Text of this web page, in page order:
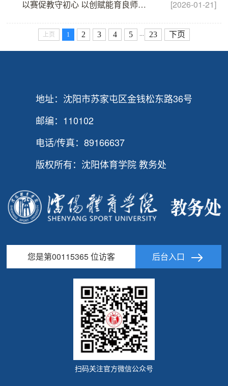
以赛促教守初心 以创赋能育良师——2026年教师教学创新大赛成功举办 [2026-01-21]
上页 1 2 3 4 5 ... 23 下页
地址：沈阳市苏家屯区金钱松东路36号
邮编：110102
电话/传真：89166637
版权所有：沈阳体育学院 教务处
您是第00115365位访客 后台入口
扫码关注官方微信公众号